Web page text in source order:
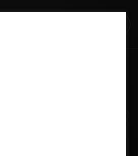
múltiplos projetos solares